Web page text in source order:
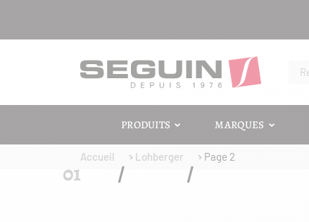
PRODUITS MARQUES
Accueil Lohberger Page 2